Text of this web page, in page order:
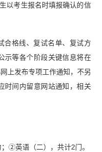
以考生报名时填报确认的信
合格线、复试名单、复试方
示等各个阶段关键信息将在
上发布专项工作通知，不另
时间内留意网站通知，相关
②英语（二），共计2门。